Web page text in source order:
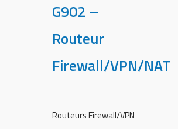
G902 –
Routeur
Firewall/VPN/NAT
Routeurs Firewall/VPN